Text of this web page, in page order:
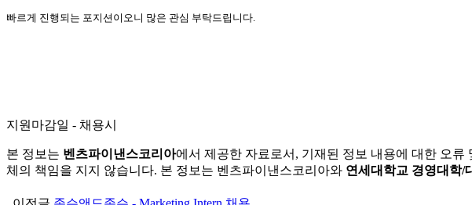
빠르게 진행되는 포지션이오니 많은 관심 부탁드립니다.
지원마감일 - 채용시
본 정보는 벤츠파이낸스코리아에서 제공한 자료로서, 기재된 정보 내용에 대한 오
체의 책임을 지지 않습니다. 본 정보는 벤츠파이낸스코리아와 연세대학교 경영대학/